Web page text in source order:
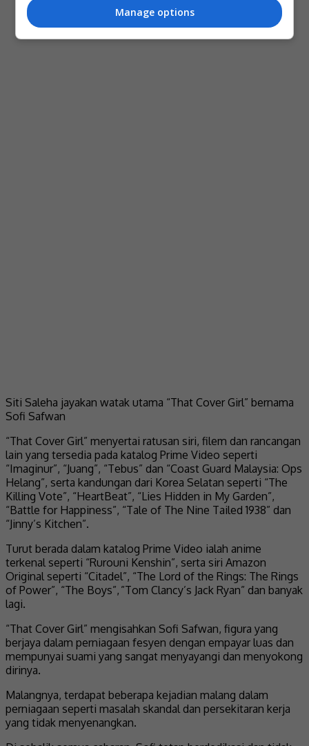
Siti Saleha jayakan watak utama “That Cover Girl” bernama
Sofi Safwan
“That Cover Girl” menyertai ratusan siri, filem dan rancangan
lain yang tersedia pada katalog Prime Video seperti
“Imaginur”, “Juang”, “Tebus” dan “Coast Guard Malaysia: Ops
Helang”, serta kandungan dari Korea Selatan seperti “The
Killing Vote”, “HeartBeat”, “Lies Hidden in My Garden”,
“Battle for Happiness”, “Tale of The Nine Tailed 1938” dan
“Jinny’s Kitchen”.
Turut berada dalam katalog Prime Video ialah anime
terkenal seperti “Rurouni Kenshin”, serta siri Amazon
Original seperti “Citadel”, “The Lord of the Rings: The Rings
of Power”, “The Boys”, ”Tom Clancy’s Jack Ryan” dan banyak
lagi.
“That Cover Girl” mengisahkan Sofi Safwan, figura yang
berjaya dalam perniagaan fesyen dengan empayar luas dan
mempunyai suami yang sangat menyayangi dan menyokong
dirinya.
Malangnya, terdapat beberapa kejadian malang dalam
perniagaan seperti masalah skandal dan persekitaran kerja
yang tidak menyenangkan.
Manage options